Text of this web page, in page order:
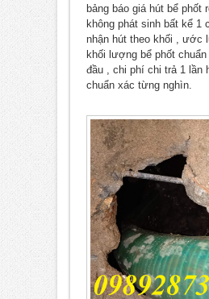
bảng báo giá hút bể phốt
không phát sinh bất kể 1
nhận hút theo khối , ước
khối lượng bể phốt
đầu , chi phí chi trả 1 lần
chuẩn xác từng nghìn.